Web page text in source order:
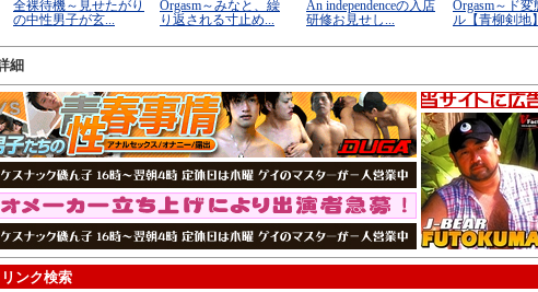
細
リンク検索